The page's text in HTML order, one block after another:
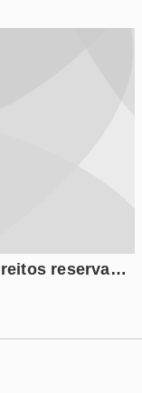
Todos os direitos reservados